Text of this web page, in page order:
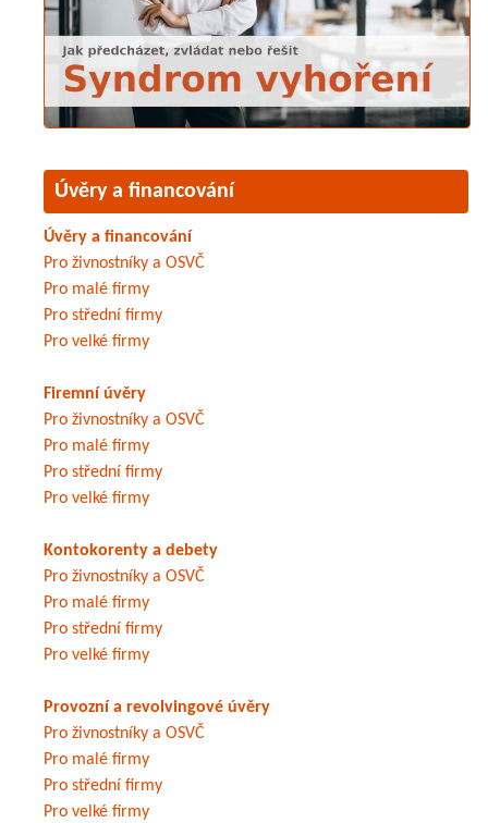
Úvěry a financování
Úvěry a financování
Pro živnostníky a OSVČ
Pro malé firmy
Pro střední firmy
Pro velké firmy
Firemní úvěry
Pro živnostníky a OSVČ
Pro malé firmy
Pro střední firmy
Pro velké firmy
Kontokorenty a debety
Pro živnostníky a OSVČ
Pro malé firmy
Pro střední firmy
Pro velké firmy
Provozní a revolvingové úvěry
Pro živnostníky a OSVČ
Pro malé firmy
Pro střední firmy
Pro velké firmy